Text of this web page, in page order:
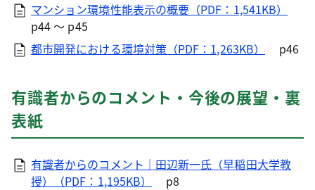
マンション環境性能表示の概要（PDF：1,541KB）
p44 ～ p45
都市開発における環境対策（PDF：1,263KB）
p46
有識者からのコメント・今後の展望・裏
表紙
有識者からのコメント｜田辺新一氏（早稲田大学教
授）（PDF：1,195KB）
p8